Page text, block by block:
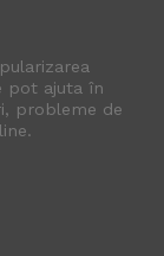
pot ajuta în
probleme de